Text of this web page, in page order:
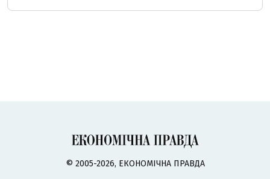
© 2005-2026, ЕКОНОМІЧНА ПРАВДА